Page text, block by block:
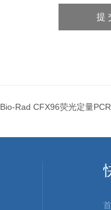
Bio-Rad CFX96荧光定量